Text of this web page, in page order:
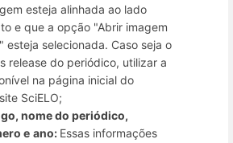
esteja alinhada ao lado
e que a opção "Abrir imagem
esteja selecionada. Caso seja o
release do periódico, utilizar a
na página inicial do
SciELO;
nome do periódico,
e ano: Essas informações